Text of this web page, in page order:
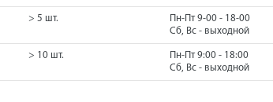
> 5 шт.
Пн-Пт 9-00 - 18-00
Сб, Вс - выходной
> 10 шт.
Пн-Пт 9:00 - 18:00
Сб, Вс - выходной